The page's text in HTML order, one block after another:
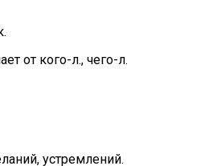
от кого-л., чего-л.
устремлений.